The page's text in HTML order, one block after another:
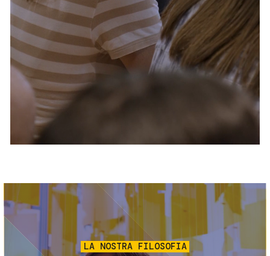
Servizi e accessibilità
Contatti
FAQ
Biglietti
Immagine
LA NOSTRA FILOSOFIA